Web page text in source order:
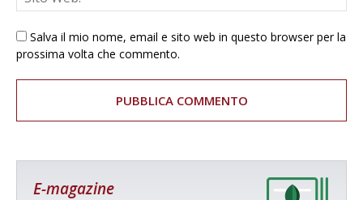
Salva il mio nome, email e sito web in questo browser per la
prossima volta che commento.
E-magazine